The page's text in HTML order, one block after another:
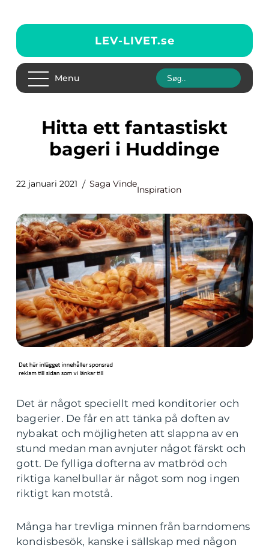
LEV-LIVET.se
Menu
Hitta ett fantastiskt
bageri i Huddinge
22 januari 2021 Saga Vinde
Inspiration
Det är något speciellt med konditorier och
bagerier. De får en att tänka på doften av
nybakat och möjligheten att slappna av en
stund medan man avnjuter något färskt och
gott. De fylliga dofterna av matbröd och
riktiga kanelbullar är något som nog ingen
riktigt kan motstå.
Många har trevliga minnen från barndomens
kondisbesök, kanske i sällskap med någon